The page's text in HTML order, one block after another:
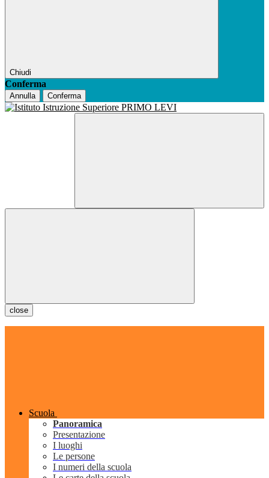
Chiudi
Conferma
Annulla Conferma
close
Scuola
Panoramica
Presentazione
I luoghi
Le persone
I numeri della scuola